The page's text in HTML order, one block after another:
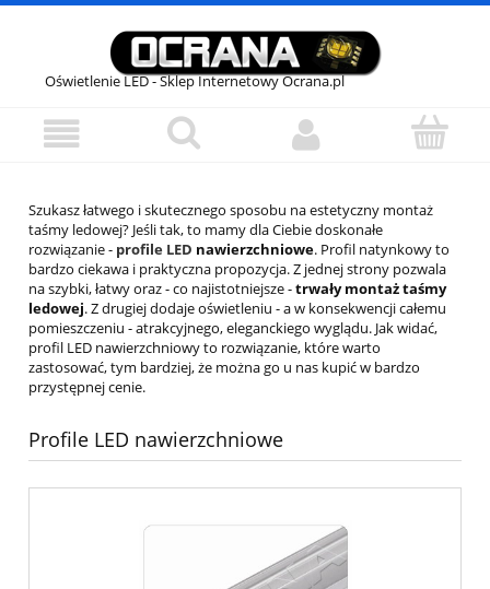
Oświetlenie LED - Sklep Internetowy Ocrana.pl
Szukasz łatwego i skutecznego sposobu na estetyczny montaż
taśmy ledowej? Jeśli tak, to mamy dla Ciebie doskonałe
rozwiązanie - profile LED nawierzchniowe. Profil natynkowy to
bardzo ciekawa i praktyczna propozycja. Z jednej strony pozwala
na szybki, łatwy oraz - co najistotniejsze -trwały montaż taśmy
ledowej. Z drugiej dodaje oświetleniu - a w konsekwencji całemu
pomieszczeniu - atrakcyjnego, eleganckiego wyglądu. Jak widać,
profil LED nawierzchniowy to rozwiązanie, które warto
zastosować, tym bardziej, że można go u nas kupić w bardzo
przystępnej cenie.
Profile LED nawierzchniowe